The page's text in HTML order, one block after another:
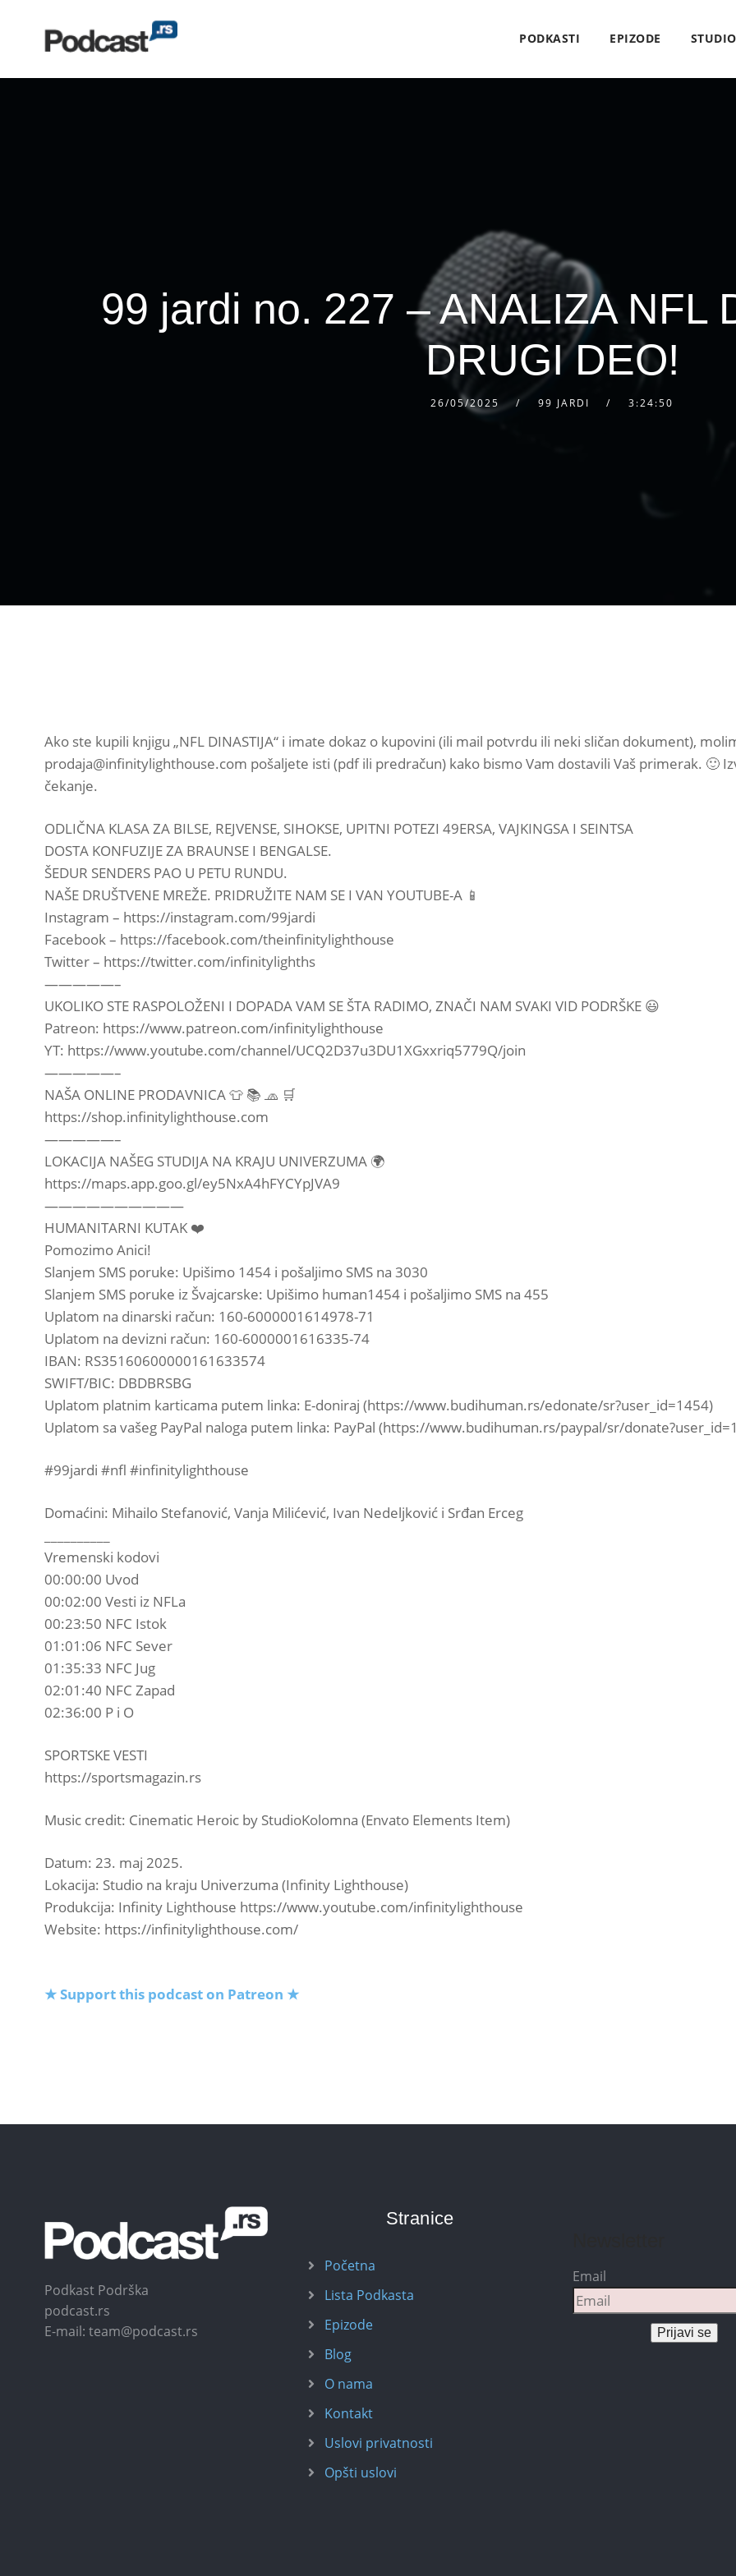
PODKASTI EPIZODE STUDIO
99 jardi no. 227 – ANALIZA NFL
DRUGI DEO!
26/05/2025 99 JARDI 3:24:50
Ako ste kupili knjigu „NFL DINASTIJA“ i imate dokaz o kupovini (ili mail potvrdu ili neki sličan dokument),
prodaja@infinitylighthouse.com pošaljete isti (pdf ili predračun) kako bismo Vam dostavili Vaš primerak. 🙂
čekanje.
ODLIČNA KLASA ZA BILSE, REJVENSE, SIHOKSE, UPITNI POTEZI 49ERSA, VAJKINGSA I SEINTSA
DOSTA KONFUZIJE ZA BRAUNSE I BENGALSE.
ŠEDUR SENDERS PAO U PETU RUNDU.
NAŠE DRUŠTVENE MREŽE. PRIDRUŽITE NAM SE I VAN YOUTUBE-A 📱
Instagram – https://instagram.com/99jardi
Facebook – https://facebook.com/theinfinitylighthouse
Twitter – https://twitter.com/infinitylighths
—————–
UKOLIKO STE RASPOLOŽENI I DOPADA VAM SE ŠTA RADIMO, ZNAČI NAM SVAKI VID PODRŠKE 😃
Patreon: https://www.patreon.com/infinitylighthouse
YT: https://www.youtube.com/channel/UCQ2D37u3DU1XGxxriq5779Q/join
—————–
NAŠA ONLINE PRODAVNICA 👕 📚 🧢 🛒
️https://shop.infinitylighthouse.com
—————–
LOKACIJA NAŠEG STUDIJA NA KRAJU UNIVERZUMA 🌍
https://maps.app.goo.gl/ey5NxA4hFYCYpJVA9
——————————
HUMANITARNI KUTAK ❤️
Pomozimo Anici!
Slanjem SMS poruke: Upišimo 1454 i pošaljimo SMS na 3030
Slanjem SMS poruke iz Švajcarske: Upišimo human1454 i pošaljimo SMS na 455
Uplatom na dinarski račun: 160-6000001614978-71
Uplatom na devizni račun: 160-6000001616335-74
IBAN: RS35160600000161633574
SWIFT/BIC: DBDBRSBG
Uplatom platnim karticama putem linka: E-doniraj (https://www.budihuman.rs/edonate/sr?user_id=1454)
Uplatom sa vašeg PayPal naloga putem linka: PayPal (https://www.budihuman.rs/paypal/sr/
#99jardi #nfl #infinitylighthouse
Domaćini: Mihailo Stefanović, Vanja Milićević, Ivan Nedeljković i Srđan Erceg
Vremenski kodovi
00:00:00 Uvod
00:02:00 Vesti iz NFLa
00:23:50 NFC Istok
01:01:06 NFC Sever
01:35:33 NFC Jug
02:01:40 NFC Zapad
02:36:00 P i O
SPORTSKE VESTI
https://sportsmagazin.rs
Music credit: Cinematic Heroic by StudioKolomna (Envato Elements Item)
Datum: 23. maj 2025.
Lokacija: Studio na kraju Univerzuma (Infinity Lighthouse)
Produkcija: Infinity Lighthouse https://www.youtube.com/infinitylighthouse
Website: https://infinitylighthouse.com/
★ Support this podcast on Patreon ★
Podkast Podrška
podcast.rs
E-mail: team@podcast.rs
Stranice
Početna
Lista Podkasta
Epizode
Blog
O nama
Kontakt
Uslovi privatnosti
Opšti uslovi
Email
Prijavi se